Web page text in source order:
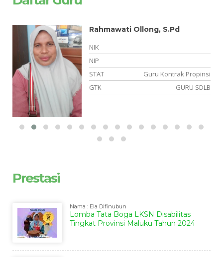
Rahmawati Ollong, S.Pd
NIK
NIP
STAT
Guru Kontrak Propinsi
GTK
GURU SDLB
Prestasi
Nama : Ela Difinubun
Lomba Tata Boga LKSN Disabilitas
Tingkat Provinsi Maluku Tahun 2024